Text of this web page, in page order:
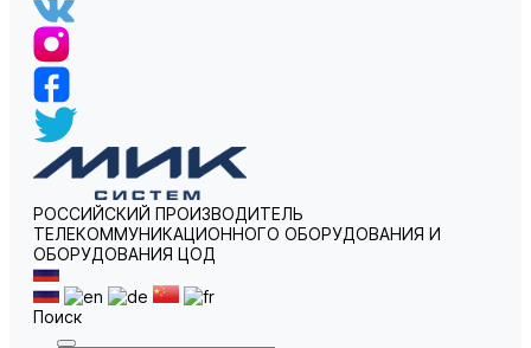
РОССИЙСКИЙ ПРОИЗВОДИТЕЛЬ
ТЕЛЕКОММУНИКАЦИОННОГО ОБОРУДОВАНИЯ И
ОБОРУДОВАНИЯ ЦОД
Поиск